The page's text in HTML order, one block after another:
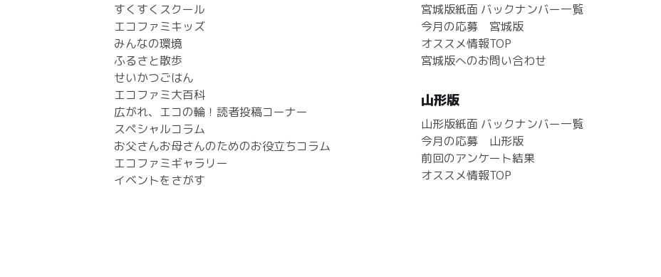
すくすくスクール
エコファミキッズ
みんなの環境
ふるさと散歩
せいかつごはん
エコファミ大百科
広がれ、エコの輪！読者投稿コーナー
スペシャルコラム
お父さんお母さんのためのお役立ちコラム
エコファミギャラリー
イベントをさがす
宮城版紙面 バックナンバー一覧
今月の応募 宮城版
オススメ情報TOP
宮城版へのお問い合わせ
山形版
山形版紙面 バックナンバー一覧
今月の応募 山形版
前回のアンケート結果
オススメ情報TOP